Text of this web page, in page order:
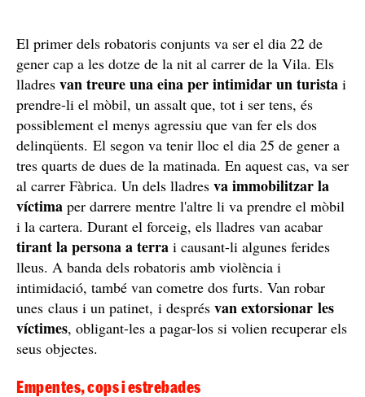
El primer dels robatoris conjunts va ser el dia 22 de
gener cap a les dotze de la nit al carrer de la Vila. Els
lladres van treure una eina per intimidar un turista i
prendre-li el mòbil, un assalt que, tot i ser tens, és
possiblement el menys agressiu que van fer els dos
delinqüents. El segon va tenir lloc el dia 25 de gener a
tres quarts de dues de la matinada. En aquest cas, va ser
al carrer Fàbrica. Un dels lladres va immobilitzar la
víctima per darrere mentre l'altre li va prendre el mòbil
i la cartera. Durant el forceig, els lladres van acabar
tirant la persona a terra i causant-li algunes ferides
lleus. A banda dels robatoris amb violència i
intimidació, també van cometre dos furts. Van robar
unes claus i un patinet, i després van extorsionar les
víctimes, obligant-les a pagar-los si volien recuperar els
seus objectes.